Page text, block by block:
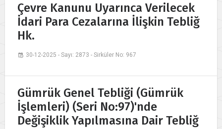
Çevre Kanunu Uyarınca Verilecek
İdari Para Cezalarına İlişkin Tebliğ
Hk.
30-12-2025 - Sayı: 2873 - Sirküler No: 967
Gümrük Genel Tebliği (Gümrük
İşlemleri) (Seri No:97)'nde
Değişiklik Yapılmasına Dair Tebliğ